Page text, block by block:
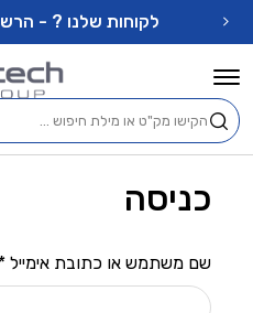
Skip to Contentלקוחות שלנו ? -
חיפוש
כניסה
שם משתמש או כתובת אימייל *
בחזרה למעלה